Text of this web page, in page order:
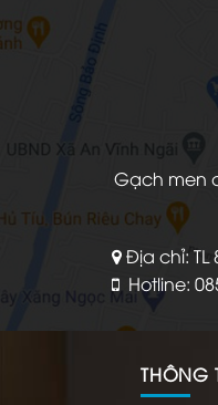
Gạch men
Địa chỉ: TL
Hotline:
THÔNG